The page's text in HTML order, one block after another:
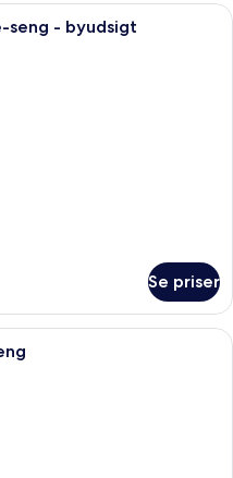
med historiske bygninger,
seng - byudsigt
Se priser
moderne hotelværelse med en